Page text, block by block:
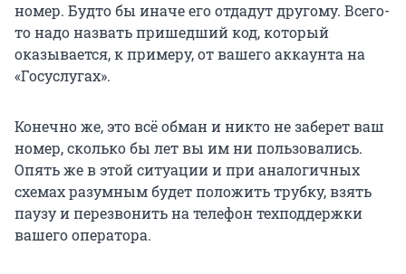
номер. Будто бы иначе его отдадут другому. Всего-
то надо назвать пришедший код, который
оказывается, к примеру, от вашего аккаунта на
«Госуслугах».
Конечно же, это всё обман и никто не заберет ваш
номер, сколько бы лет вы им ни пользовались.
Опять же в этой ситуации и при аналогичных
схемах разумным будет положить трубку, взять
паузу и перезвонить на телефон техподдержки
вашего оператора.